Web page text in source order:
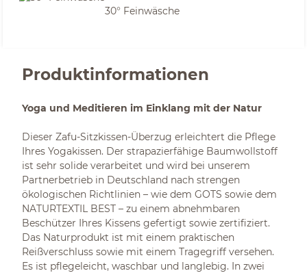
30° Feinwäsche
Produktinformationen
Yoga und Meditieren im Einklang mit der Natur
Dieser Zafu-Sitzkissen-Überzug erleichtert die Pflege
Ihres Yogakissen. Der strapazierfähige Baumwollstoff
ist sehr solide verarbeitet und wird bei unserem
Partnerbetrieb in Deutschland nach strengen
ökologischen Richtlinien – wie dem GOTS sowie dem
NATURTEXTIL BEST – zu einem abnehmbaren
Beschützer Ihres Kissens gefertigt sowie zertifiziert.
Das Naturprodukt ist mit einem praktischen
Reißverschluss sowie mit einem Tragegriff versehen.
Es ist pflegeleicht, waschbar und langlebig. In zwei